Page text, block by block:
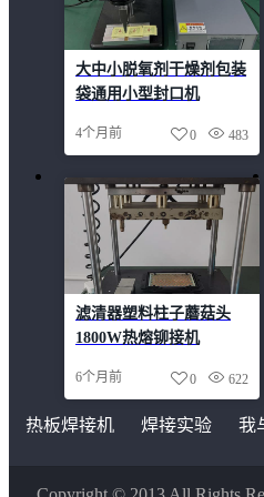
大中小脱氧剂干燥剂包装
袋通用小型封口机
4个月前 483
0
滤清器塑料柱子蘑菇头
1800W热熔铆接机
6个月前 622
0
热板焊接机 焊接实验 我